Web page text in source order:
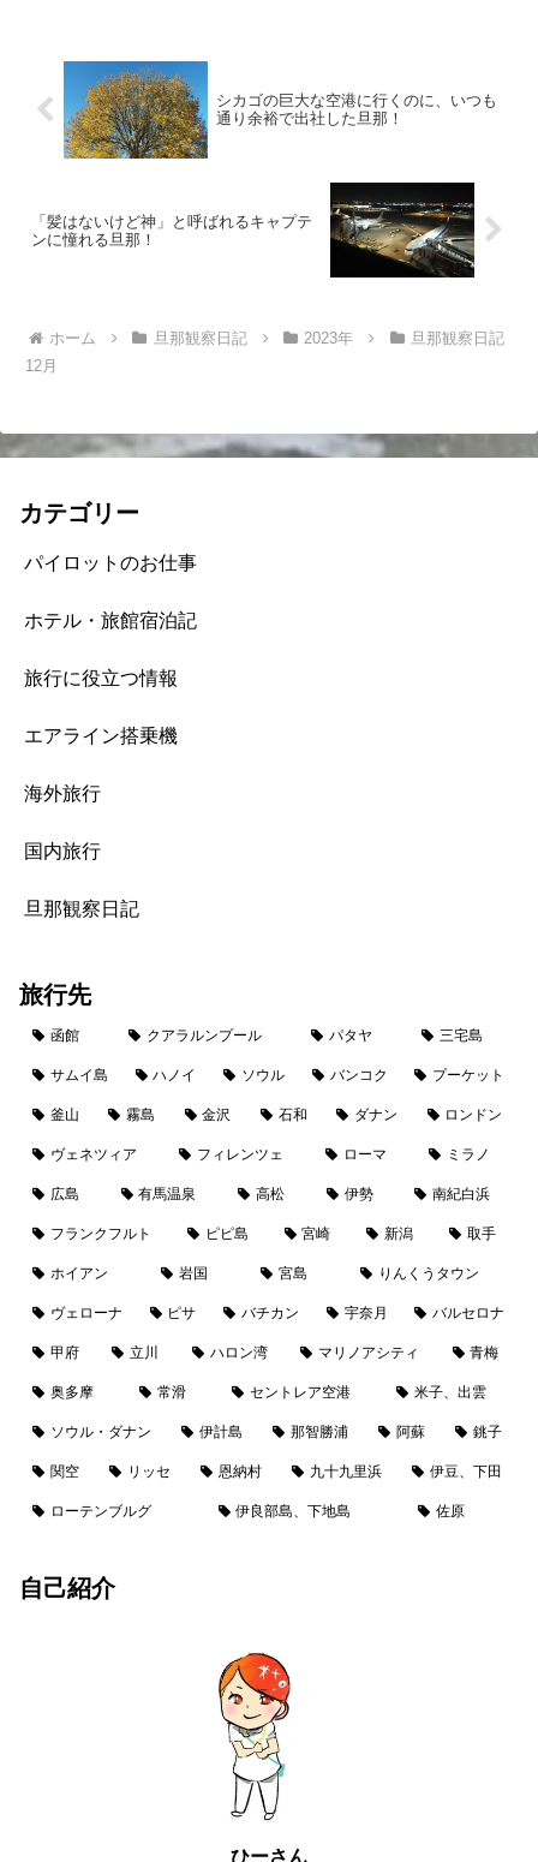
シカゴの巨大な空港に行くのに、いつも
通り余裕で出社した旦那！
「髪はないけど神」と呼ばれるキャプテ
ンに憧れる旦那！
ホーム 旦那観察日記 2023年
旦那観察日記
12月
カテゴリー
パイロットのお仕事
ホテル・旅館宿泊記
旅行に役立つ情報
エアライン搭乗機
海外旅行
国内旅行
旦那観察日記
旅行先
函館 クアラルンプール パタヤ 三宅島
サムイ島 ハノイ ソウル バンコク プーケット
釜山 霧島 金沢 石和 ダナン ロンドン
ヴェネツィア フィレンツェ ローマ ミラノ
広島 有馬温泉 高松 伊勢 南紀白浜
フランクフルト ピピ島 宮崎 新潟 取手
ホイアン 岩国 宮島 りんくうタウン
ヴェローナ ピサ バチカン 宇奈月 バルセロナ
甲府 立川 ハロン湾 マリノアシティ 青梅
奥多摩 常滑 セントレア空港 米子、出雲
ソウル・ダナン 伊計島 那智勝浦 阿蘇 銚子
関空 リッセ 恩納村 九十九里浜 伊豆、下田
ローテンブルグ 伊良部島、下地島 佐原
自己紹介
ひーさん